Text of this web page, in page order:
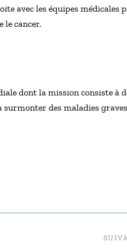
avec les équipes médicales
le cancer.
dont la mission consiste à
des maladies